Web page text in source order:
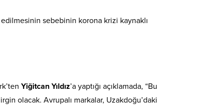
sebebinin korona krizi kaynaklı
Yiğitcan Yıldız’a yaptığı açıklamada, “Bu
olacak. Avrupalı markalar, Uzakdoğu’daki